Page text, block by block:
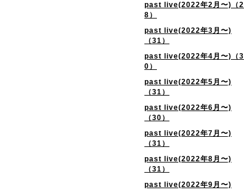
past live(2022年2月〜)（2
8）
past live(2022年3月〜)
（31）
past live(2022年4月〜)（3
0）
past live(2022年5月〜)
（31）
past live(2022年6月〜)
（30）
past live(2022年7月〜)
（31）
past live(2022年8月〜)
（31）
past live(2022年9月〜)